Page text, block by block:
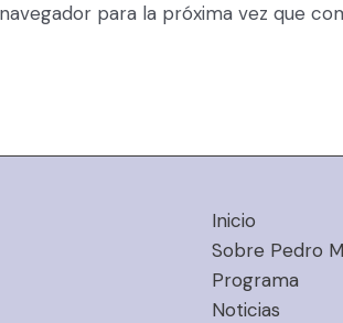
para la próxima vez que
Inicio
Sobre Pedro
Programa
Noticias